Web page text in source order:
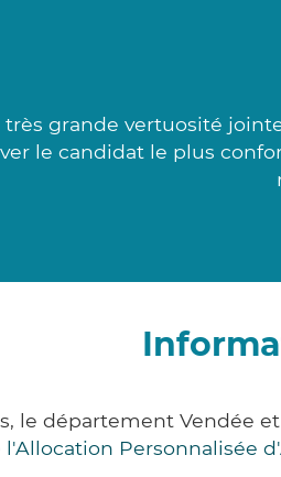
très grande vertuosité
le candidat le plus
le département Vendée
l'Allocation Personnalisée